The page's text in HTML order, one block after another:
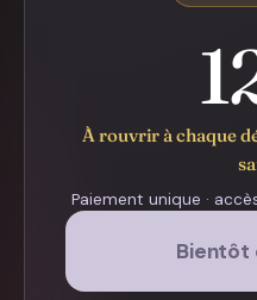
À rouvrir à chaque
Paiement unique ·
Bientôt